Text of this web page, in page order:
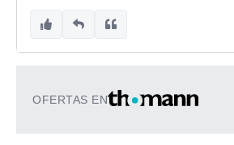
OFERTAS EN